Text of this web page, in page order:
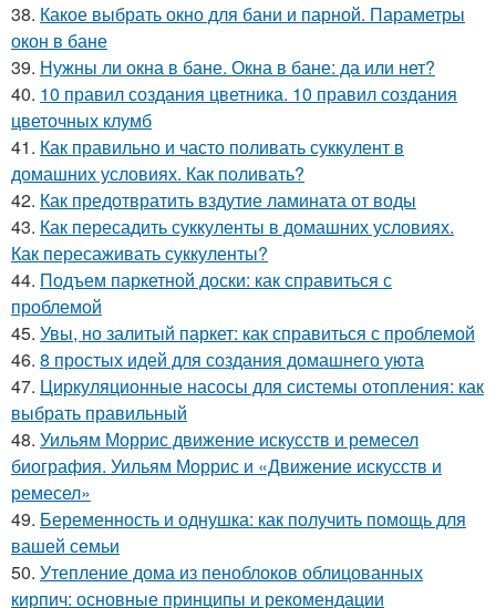
38. Какое выбрать окно для бани и парной. Параметры
окон в бане
39. Нужны ли окна в бане. Окна в бане: да или нет?
40. 10 правил создания цветника. 10 правил создания
цветочных клумб
41. Как правильно и часто поливать суккулент в
домашних условиях. Как поливать?
42. Как предотвратить вздутие ламината от воды
43. Как пересадить суккуленты в домашних условиях.
Как пересаживать суккуленты?
44. Подъем паркетной доски: как справиться с
проблемой
45. Увы, но залитый паркет: как справиться с проблемой
46. 8 простых идей для создания домашнего уюта
47. Циркуляционные насосы для системы отопления: как
выбрать правильный
48. Уильям Моррис движение искусств и ремесел
биография. Уильям Моррис и «Движение искусств и
ремесел»
49. Беременность и однушка: как получить помощь для
вашей семьи
50. Утепление дома из пеноблоков облицованных
кирпич: основные принципы и рекомендации